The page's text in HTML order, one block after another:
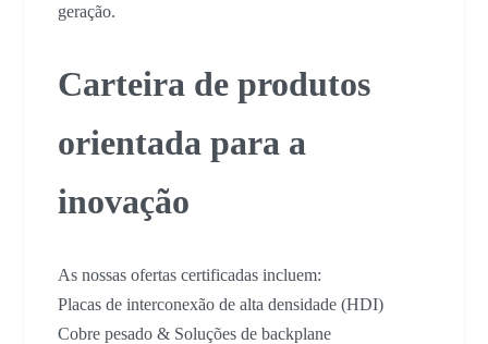
geração.
Carteira de produtos
orientada para a
inovação
As nossas ofertas certificadas incluem:
Placas de interconexão de alta densidade (HDI)
Cobre pesado & Soluções de backplane